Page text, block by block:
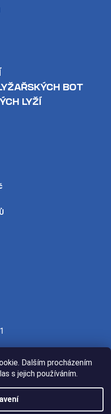
Dalším procházením
s jejich používáním.
BOT
LYŽÍ
Shoptet